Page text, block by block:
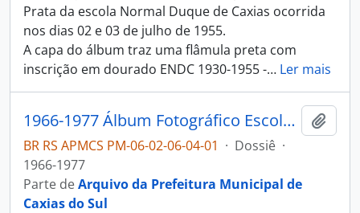
Prata da escola Normal Duque de Caxias ocorrida
nos dias 02 e 03 de julho de 1955.
A capa do álbum traz uma flâmula preta com
inscrição em dourado ENDC 1930-1955 -… Ler mais
1966-1977 Álbum Fotográfico Escola Estadual Cristóvão de Mendoza
BR RS APMCS PM-06-02-06-04-01 · Dossiê ·
1966-1977
Parte deArquivo da Prefeitura Municipal de
Caxias do Sul